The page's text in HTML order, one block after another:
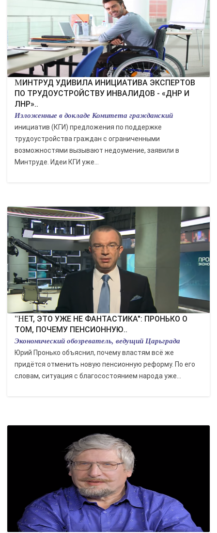
МИНТРУД УДИВИЛА ИНИЦИАТИВА ЭКСПЕРТОВ
ПО ТРУДОУСТРОЙСТВУ ИНВАЛИДОВ - «ДНР И
ЛНР»..
Изложенные в докладе Комитета гражданский
инициатив (КГИ) предложения по поддержке
трудоустройства граждан с ограниченными
возможностями вызывают недоумение, заявили в
Минтруде. Идеи КГИ уже...
"НЕТ, ЭТО УЖЕ НЕ ФАНТАСТИКА": ПРОНЬКО О
ТОМ, ПОЧЕМУ ПЕНСИОННУЮ..
Экономический обозреватель, ведущий Царьграда
Юрий Пронько объяснил, почему властям всё же
придётся отменить новую пенсионную реформу. По его
словам, ситуация с благосостоянием народа уже...